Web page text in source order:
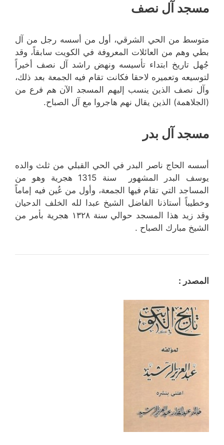
مسجد آل نصف
متوسط من الحي الشرقي، أول من أسسه رجل من آل
بطي وهم من العائلات المعروفة في الكويت سابقاً، وقد
جُهل تاريخ ابتداء تأسيسه ونهض راشد آل نصف أخيراً
لتوسيعه وتعميره لاحقا فكانت تقام فيه الجمعة بعد ذلك،
وآل نصف الذين ينسب إليهم المسجد الآن هم فرع من
(الجلاهمة) الذين يقال نهم هاجروا مع آل الصباح.
مسجد آل بدر
أسسه الحاج ناصر البدر في الحي القبلي من ثلث والده
يوسف البدر المشهور سنة 1315 هجرية وهو من
المساجد التي تقام فيها الجمعة، وأول من عُين فيه إماماً
وخطيباً أستاذنا الفاضل الشيخ عبدا لله الخلف الدحيان
وقد زيد هذا المسجد حوالي سنة ۱۳۲۸ هجرية بأمر من
الشيخ مبارك الصباح .
المصدر :